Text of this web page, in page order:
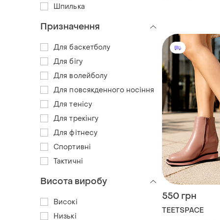
550 грн
TEETSPACE
Шпилька
Призначення
Для баскетболу
Для бігу
Для волейболу
Для повсякденного носіння
Для тенісу
Для трекінгу
Для фітнесу
Спортивні
Тактичні
Висота виробу
Високі
Низькі